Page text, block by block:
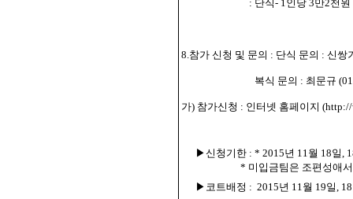
: 단식- 1인당 3만2천원
8.참가 신청 및 문의 : 단식 문의 : 신쌍
복식 문의 : 최문규
가) 참가신청 : 인터넷 홈페이지
▶신청기한 : * 2015년 11월 18일,
* 미입금팀은 조편성애
▶코트배정 : 2015년 11월 19일,